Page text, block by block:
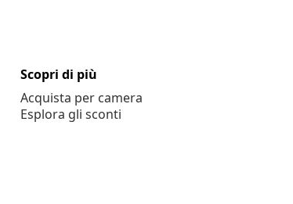
Scopri di più
Acquista per camera
Esplora gli sconti